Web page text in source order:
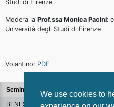
We use cookies to
Studi di Firenze.
Modera la Prof.ssa Monica Pacini:
Università degli Studi di Firenze
Volantino: PDF
Seminars
BENESSERE ORGANIZZATIVO